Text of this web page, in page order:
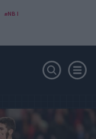
#NB I